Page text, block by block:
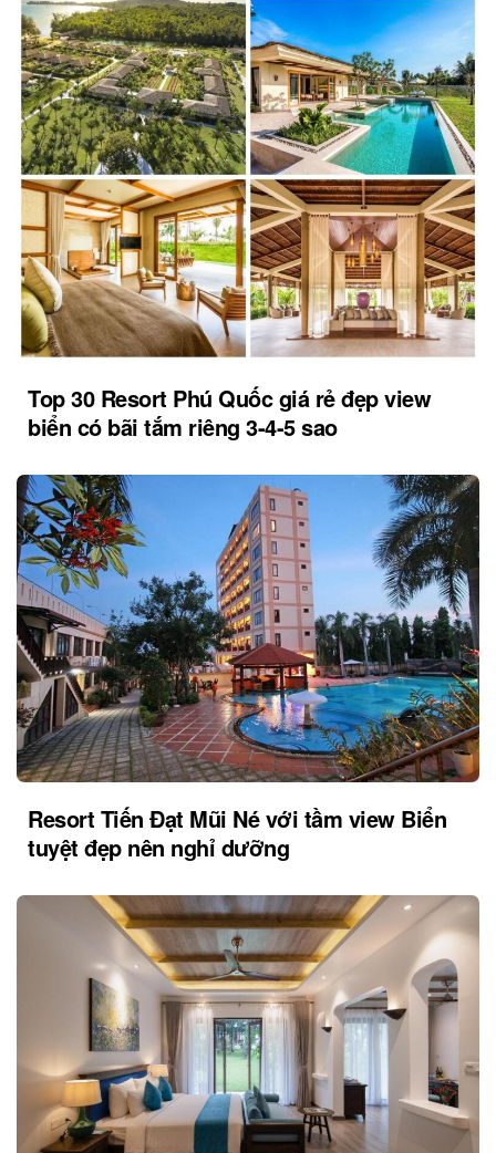
Top 30 Resort Phú Quốc giá rẻ đẹp view
biển có bãi tắm riêng 3-4-5 sao
Resort Tiến Đạt Mũi Né với tầm view Biển
tuyệt đẹp nên nghỉ dưỡng